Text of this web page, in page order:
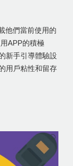
他們當前使用的
APP的積極
新手引導體驗設
用戶粘性和留存